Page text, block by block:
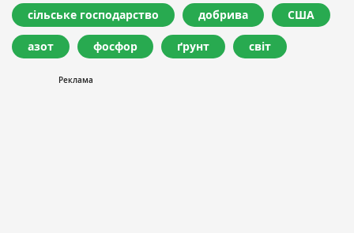
сільське господарство добрива США
азот фосфор ґрунт світ